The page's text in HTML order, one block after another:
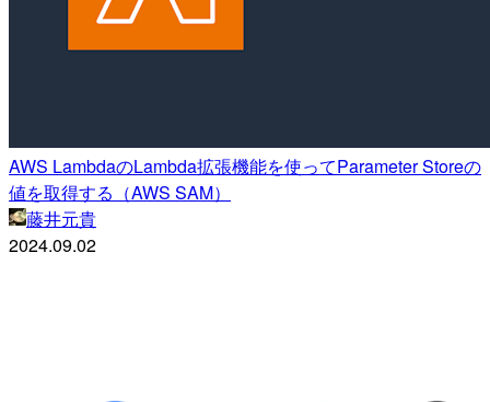
AWS LambdaのLambda拡張機能を使ってParameter Storeの
値を取得する（AWS SAM）
藤井元貴
2024.09.02